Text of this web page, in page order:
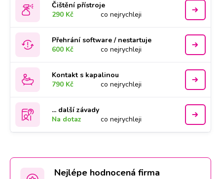
Čištění přístroje
290 Kč
co nejrychleji
Přehrání software / nestartuje
600 Kč
co nejrychleji
Kontakt s kapalinou
790 Kč
co nejrychleji
... další závady
Na dotaz
co nejrychleji
Nejlépe hodnocená firma